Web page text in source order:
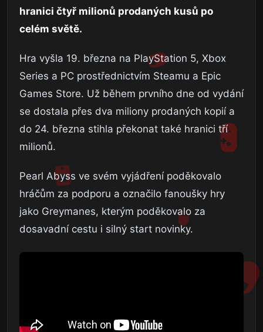
hranici čtyř milionů prodaných kusů po
celém světě.
Hra vyšla 19. března na PlayStation 5, Xbox
Series a PC prostřednictvím Steamu a Epic
Games Store. Už během prvního dne od vydání
se dostala přes dva miliony prodaných kopií a
do 24. března stihla překonat také hranici tří
milionů.
Pearl Abyss ve svém vyjádření poděkovalo
hráčům za podporu a označilo fanoušky hry
jako Greymanes, kterým poděkovalo za
dosavadní cestu i silný start novinky.